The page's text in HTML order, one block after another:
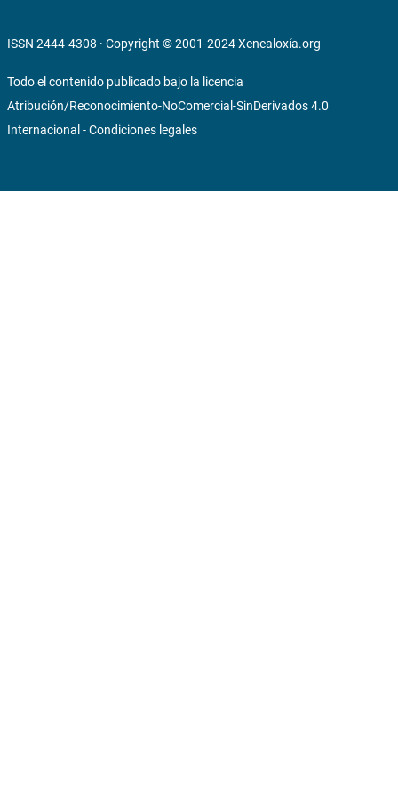
ISSN 2444-4308 · Copyright © 2001-2024Xenealoxía.org
Todo el contenido publicado bajo la licencia
Atribución/Reconocimiento-NoComercial-SinDerivados 4.0
Internacional -Condiciones legales